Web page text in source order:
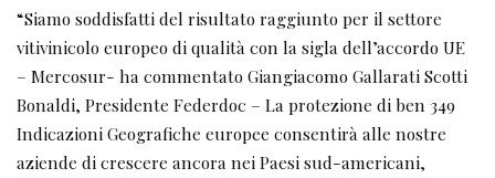
“Siamo soddisfatti del risultato raggiunto per il settore
vitivinicolo europeo di qualità con la sigla dell’accordo UE
– Mercosur- ha commentato Giangiacomo Gallarati Scotti
Bonaldi, Presidente Federdoc – La protezione di ben 349
Indicazioni Geografiche europee consentirà alle nostre
aziende di crescere ancora nei Paesi sud-americani,